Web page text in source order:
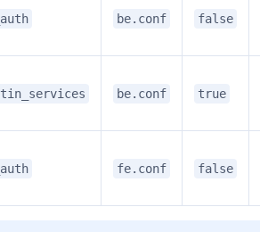
be.conf false
be.conf true
fe.conf false